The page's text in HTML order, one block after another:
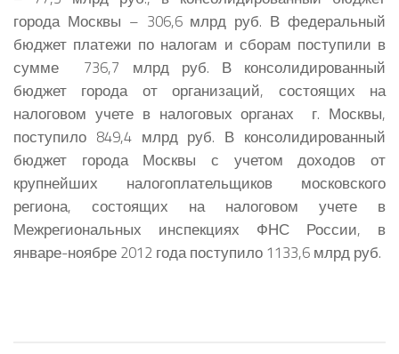
города Москвы – 306,6 млрд руб. В федеральный
бюджет платежи по налогам и сборам поступили в
сумме 736,7 млрд руб. В консолидированный
бюджет города от организаций, состоящих на
налоговом учете в налоговых органах г. Москвы,
поступило 849,4 млрд руб. В консолидированный
бюджет города Москвы с учетом доходов от
крупнейших налогоплательщиков московского
региона, состоящих на налоговом учете в
Межрегиональных инспекциях ФНС России, в
январе-ноябре 2012 года поступило 1133,6 млрд руб.